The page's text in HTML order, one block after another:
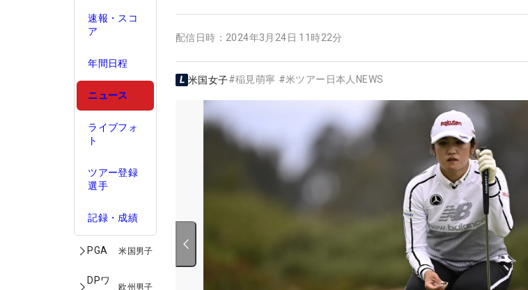
速報・スコ
ア
年間日程
ニュース
ライブフォ
ト
ツアー登録
選手
記録・成績
PGA 米国男子
DPワ
欧州男子
配信日時： 2024年3月24日 11時22分
米国女子#稲見萌寧 #米ツアー日本人NEWS